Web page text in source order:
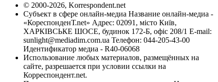
© 2000-2026, Korrespondent.net
Субъект в сфере онлайн-медиа Название онлайн-медиа -
«КореспонденТ.net» Адрес: 02091, місто Київ,
ХАРКІВСЬКЕ ШОСЕ, будинок 172-Б, офіс 208/1 E-mail:
sunlight@mediadim.com.ua Телефон: 044-205-43-00
Идентификатор медиа - R40-06068
Использование любых материалов, размещённых на
сайте, разрешается при условии ссылки на
Корреспондент.net.